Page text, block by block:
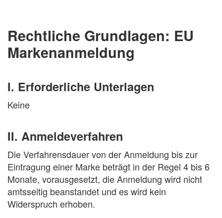
Rechtliche Grundlagen: EU
Markenanmeldung
I. Erforderliche Unterlagen
Keine
II. Anmeldeverfahren
Die Verfahrensdauer von der Anmeldung bis zur
Eintragung einer Marke beträgt in der Regel 4 bis 6
Monate, vorausgesetzt, die Anmeldung wird nicht
amtsseitig beanstandet und es wird kein
Widerspruch erhoben.